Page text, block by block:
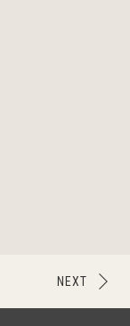
NEXT